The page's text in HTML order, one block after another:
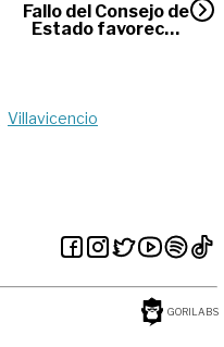
Fallo del Consejo de
Estado favorece a
Villavicencio
GORILABS